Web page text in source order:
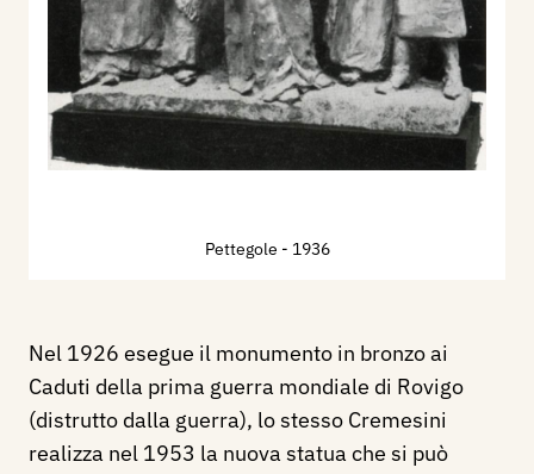
Pettegole - 1936
Nel 1926 esegue il monumento in bronzo ai
Caduti della prima guerra mondiale di Rovigo
(distrutto dalla guerra), lo stesso Cremesini
realizza nel 1953 la nuova statua che si può